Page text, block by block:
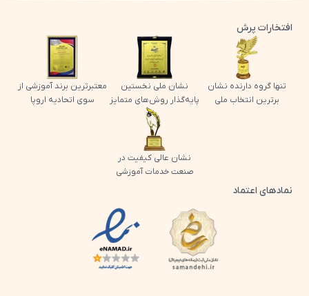
افتخارات پرش
تنها گروه دارنده نشان
برترین انتخاب ملی
نشان ملی نخستین
پایه‌گذار روش‌های متمایز
معتبرترین برند آموزشی از
سوی اتحادیه اروپا
نشان عالی کیفیت در
صنعت خدمات آموزشی
نمادهای اعتماد
لوگو اینماد پرش